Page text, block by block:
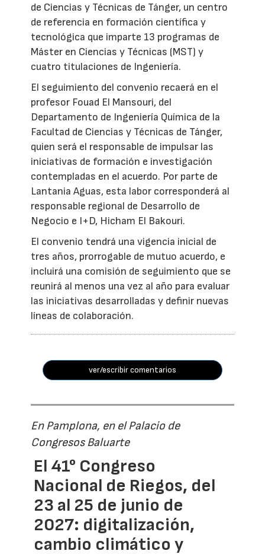
de Ciencias y Técnicas de Tánger, un centro
de referencia en formación científica y
tecnológica que imparte 13 programas de
Máster en Ciencias y Técnicas (MST) y
cuatro titulaciones de Ingeniería.
El seguimiento del convenio recaerá en el
profesor Fouad El Mansouri, del
Departamento de Ingeniería Química de la
Facultad de Ciencias y Técnicas de Tánger,
quien será el responsable de impulsar las
iniciativas de formación e investigación
contempladas en el acuerdo. Por parte de
Lantania Aguas, esta labor corresponderá al
responsable regional de Desarrollo de
Negocio e I+D, Hicham El Bakouri.
El convenio tendrá una vigencia inicial de
tres años, prorrogable de mutuo acuerdo, e
incluirá una comisión de seguimiento que se
reunirá al menos una vez al año para evaluar
las iniciativas desarrolladas y definir nuevas
líneas de colaboración.
ver/escribir comentarios
En Pamplona, en el Palacio de
Congresos Baluarte
El 41° Congreso
Nacional de Riegos, del
23 al 25 de junio de
2027: digitalización,
cambio climático y